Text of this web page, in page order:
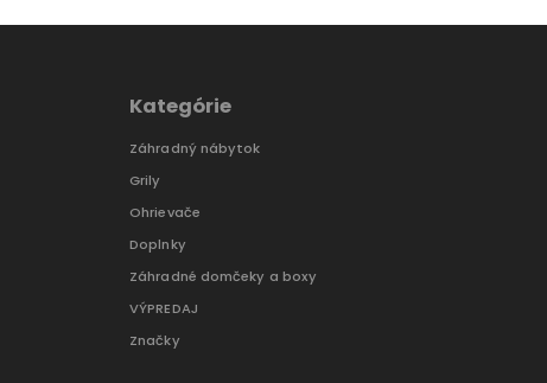
Kategórie
Záhradný nábytok
Grily
Ohrievače
Doplnky
Záhradné domčeky a boxy
VÝPREDAJ
Značky